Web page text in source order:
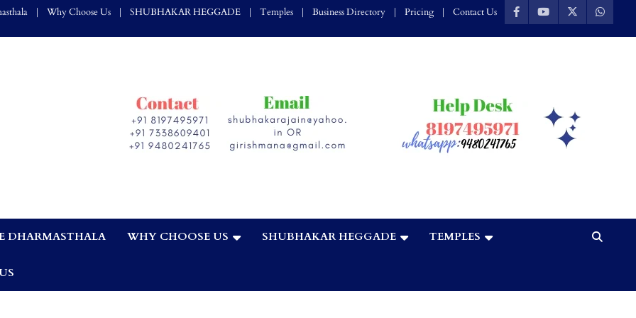
Why Choose Us SHUBHAKAR HEGGADE Temples Business Directory Pricing Contact Us
DHARMASTHALA WHY CHOOSE US SHUBHAKAR HEGGADE TEMPLES